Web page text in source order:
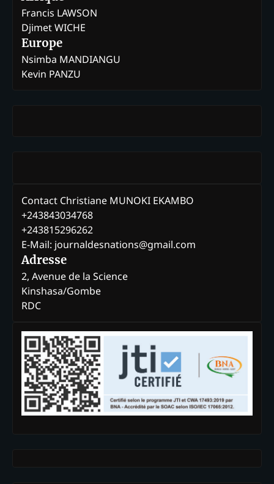
Francis LAWSON
Djimet WICHE
Europe
Nsimba MANDIANGU
Kevin PANZU
Contact Christiane MUNOKI EKAMBO
+243843034768
+243815296262
E-Mail: journaldesnations@gmail.com
Adresse
2, Avenue de la Science
Kinshasa/Gombe
RDC